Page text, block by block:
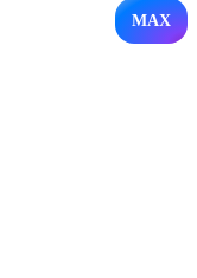
MAX